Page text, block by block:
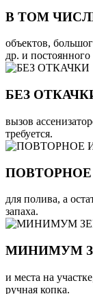
В ТОМ
объектов,
др. и
БЕЗ
вызов
требуется.
для полива, а
запаха.
МИНИМУМ
и места на
ручная копка.